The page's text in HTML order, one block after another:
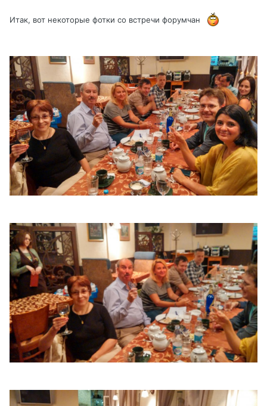
Итак, вот некоторые фотки со встречи форумчан